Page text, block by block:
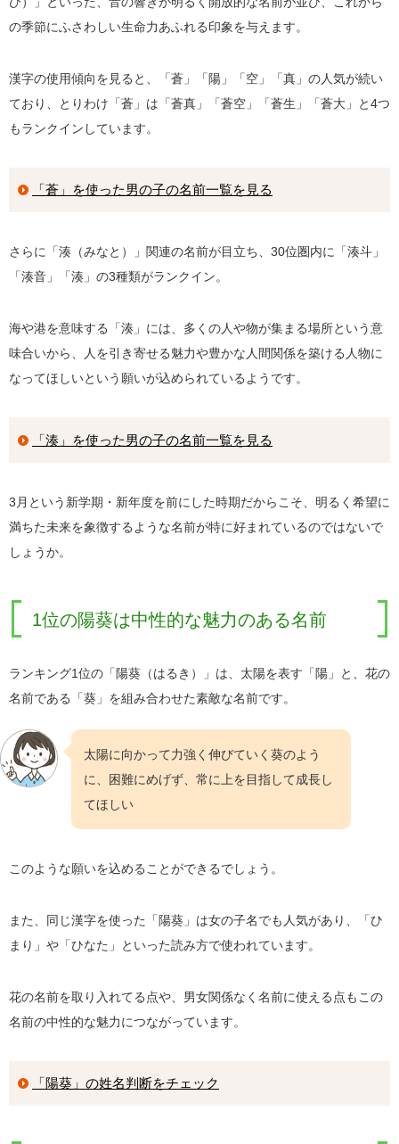
の季節にふさわしい生命力あふれる印象を与えます。
漢字の使用傾向を見ると、「蒼」「陽」「空」「真」の人気が続い
ており、とりわけ「蒼」は「蒼真」「蒼空」「蒼生」「蒼大」と4つ
もランクインしています。
「蒼」を使った男の子の名前一覧を見る
さらに「湊（みなと）」関連の名前が目立ち、30位圏内に「湊斗」
「湊音」「湊」の3種類がランクイン。
海や港を意味する「湊」には、多くの人や物が集まる場所という意
味合いから、人を引き寄せる魅力や豊かな人間関係を築ける人物に
なってほしいという願いが込められているようです。
「湊」を使った男の子の名前一覧を見る
3月という新学期・新年度を前にした時期だからこそ、明るく希望に
満ちた未来を象徴するような名前が特に好まれているのではないで
しょうか。
1位の陽葵は中性的な魅力のある名前
ランキング1位の「陽葵（はるき）」は、太陽を表す「陽」と、花の
名前である「葵」を組み合わせた素敵な名前です。
太陽に向かって力強く伸びていく葵のよう
に、困難にめげず、常に上を目指して成長し
てほしい
このような願いを込めることができるでしょう。
また、同じ漢字を使った「陽葵」は女の子名でも人気があり、「ひ
まり」や「ひなた」といった読み方で使われています。
花の名前を取り入れてる点や、男女関係なく名前に使える点もこの
名前の中性的な魅力につながっています。
「陽葵」の姓名判断をチェック